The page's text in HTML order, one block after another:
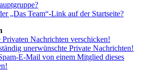
„Das Team“-Link auf der Startseite?
Nachrichten verschicken!
unerwünschte Private Nachrichten!
E-Mail von einem Mitglied dieses